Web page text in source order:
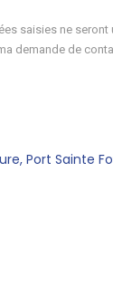
saisies ne seront
demande de
Port Sainte